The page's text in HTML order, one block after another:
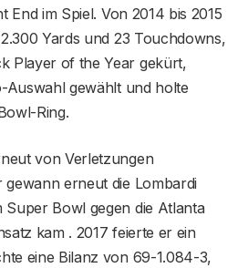
End im Spiel. Von 2014 bis 2015
Yards und 23 Touchdowns,
Player of the Year gekürt,
Auswahl gewählt und holte
Ring.
von Verletzungen
erneut die Lombardi
Bowl gegen die Atlanta
kam . 2017 feierte er ein
eine Bilanz von 69-1.084-3,